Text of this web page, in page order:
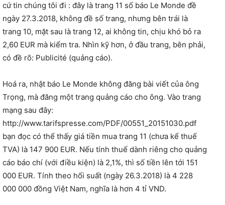
cứ tin chúng tôi đi : đây là trang 11 số báo Le Monde đề
ngày 27.3.2018, không đề số trang, nhưng bên trái là
trang 10, mặt sau là trang 12, ai không tin, chịu khó bỏ ra
2,60 EUR mà kiểm tra. Nhìn kỹ hơn, ở đầu trang, bên phải,
có đề rõ: Publicité (quảng cáo).
Hoá ra, nhật báo Le Monde không đăng bài viết của ông
Trọng, mà đăng một trang quảng cáo cho ông. Vào trang
mạng sau đây:
http://www.tarifspresse.com/PDF/00551_20151030.pdf
bạn đọc có thể thấy giá tiền mua trang 11 (chưa kể thuế
TVA) là 147 900 EUR. Nếu tính thuế dành riêng cho quảng
cáo báo chí (với điều kiện) là 2,1%, thì số tiền lên tới 151
000 EUR. Tính theo hối suất (ngày 26.3.2018) là 4 228
000 000 đồng Việt Nam, nghĩa là hơn 4 tỉ VND.